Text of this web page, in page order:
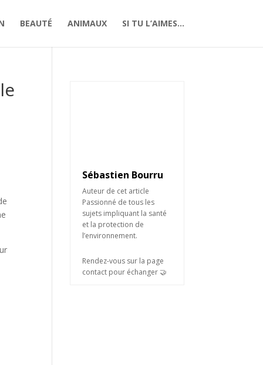
BEAUTÉ ANIMAUX SI TU L’AIMES…
Sébastien Bourru
Auteur de cet article
Passionné de tous les
sujets impliquant la santé
et la protection de
l’environnement.
Rendez-vous sur la page
contact pour échanger 🤝